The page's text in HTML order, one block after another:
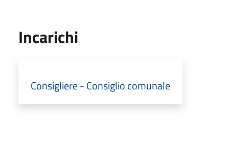
Incarichi
Consigliere - Consiglio comunale